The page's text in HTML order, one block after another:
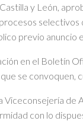
y León,
selectivos
previo anuncio
en el Boletín
se convoquen,
Viceconsejería de
con lo